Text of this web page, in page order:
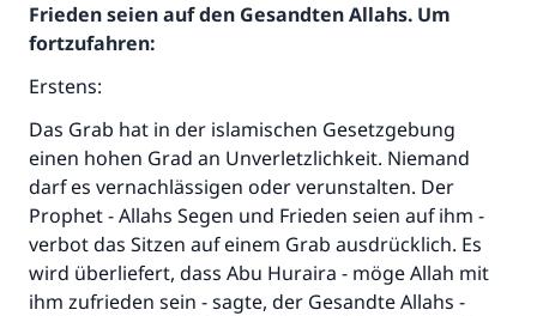
Frieden seien auf den Gesandten Allahs. Um
fortzufahren:
Erstens:
Das Grab hat in der islamischen Gesetzgebung
einen hohen Grad an Unverletzlichkeit. Niemand
darf es vernachlässigen oder verunstalten. Der
Prophet - Allahs Segen und Frieden seien auf ihm -
verbot das Sitzen auf einem Grab ausdrücklich. Es
wird überliefert, dass Abu Huraira - möge Allah mit
ihm zufrieden sein - sagte, der Gesandte Allahs -